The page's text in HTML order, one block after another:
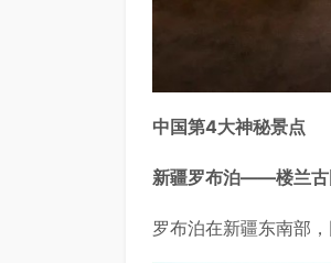
中国第4大神秘景点
新疆罗布泊——楼兰古
罗布泊在新疆东南部